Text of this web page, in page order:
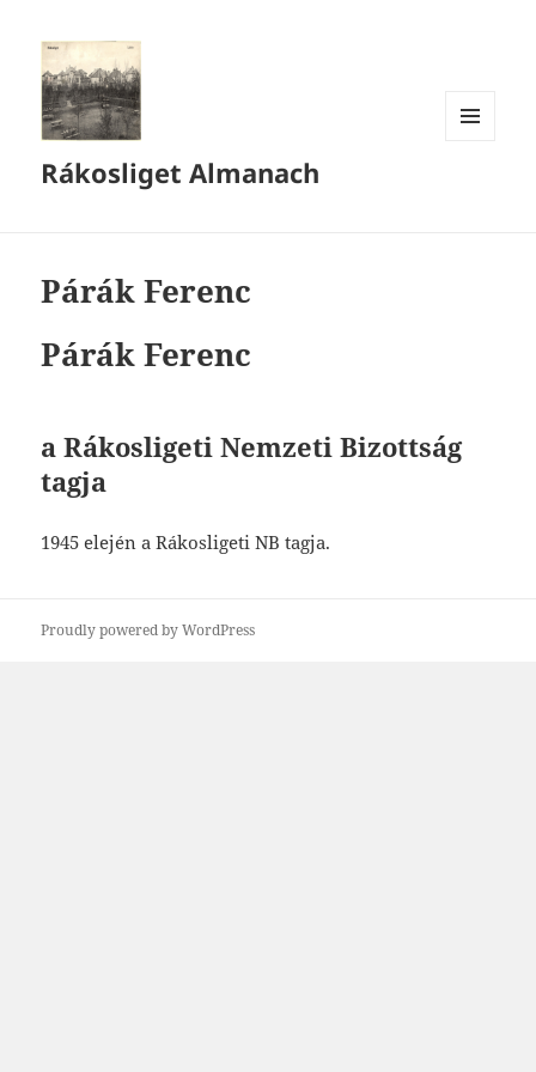
Rákosliget Almanach
Párák Ferenc
Párák Ferenc
a Rákosligeti Nemzeti Bizottság
tagja
1945 elején a RákosligetiNB tagja.
Proudly powered by WordPress